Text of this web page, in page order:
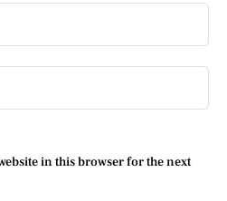
in this browser for the next